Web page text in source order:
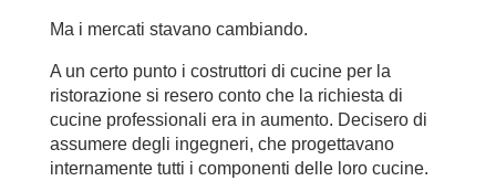
Ma i mercati stavano cambiando.
A un certo punto i costruttori di cucine per la
ristorazione si resero conto che la richiesta di
cucine professionali era in aumento. Decisero di
assumere degli ingegneri, che progettavano
internamente tutti i componenti delle loro cucine.